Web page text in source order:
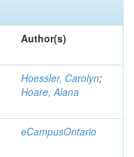
Author(s)
Hoessler, Carolyn;
Hoare, Alana
eCampusOntario